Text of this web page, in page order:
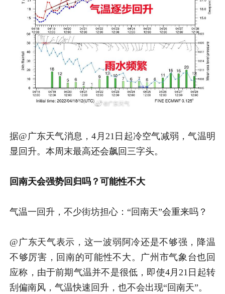
据@广东天气消息，4月 21日起冷空气减弱，气温明
显回升。本周末最高还会飙回三字头。
回南天会强势回归吗？可能性不大
气温一回升，不少街坊担心：“回南天”会重来吗？
@广东天气表示，这一波弱阿冷还是不够强，降温
不够厉害，回南的可能性不大。 广州市气象台也回
应称，由于前期气温并不是很低，即使4月21日起转
刮偏南风，气温快速回升，也不会出现“回南天”。